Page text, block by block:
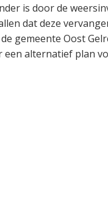
is door de
dat deze
gemeente Oost
een alternatief plan